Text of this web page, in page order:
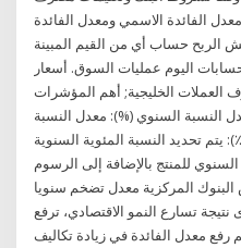
الفائدة الاسمي ومعدل الفائدة
الربح حساب أي من القيم المبينة
حسابات اليوم عمليات السوق. أسعار
العملات الخليجية; أهم المؤشرات
معدل النسبة السنوي (%): معدل النسبة
يتم تحديد النسبة المئوية السنوية
للمنتج بالإضافة إلى الرسوم
المركزية معدل تضخم سنويا
نتيجة تسارع النمو الاقتصادي، ترفع
رفع معدل الفائدة في زيادة تكاليف